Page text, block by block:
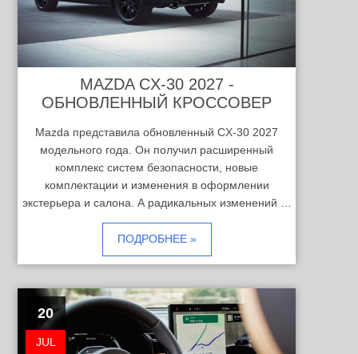
MAZDA CX-30 2027 -
ОБНОВЛЕННЫЙ КРОССОВЕР
Mazda представила обновленный CX-30 2027
модельного года. Он получил расширенный
комплекс систем безопасности, новые
комплектации и изменения в оформлении
экстерьера и салона. А радикальных изменений …
ПОДРОБНЕЕ »
20
JUL